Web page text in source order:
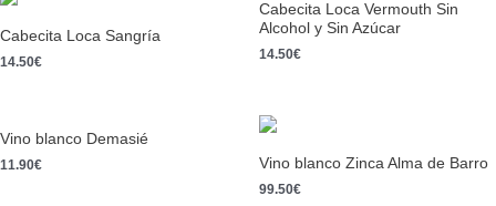
Cabecita Loca Sangría
14.50€
Cabecita Loca Vermouth Sin
Alcohol y Sin Azúcar
14.50€
Vino blanco Demasié
11.90€ Vino blanco Zinca Alma de Barro
99.50€